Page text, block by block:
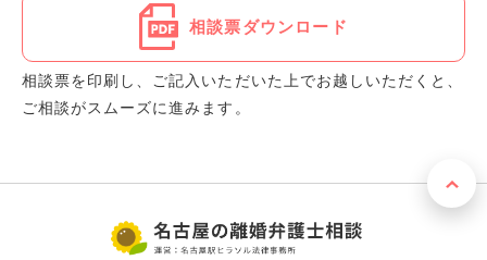
相談票ダウンロード
相談票を印刷し、ご記入いただいた上でお越しいただくと、
ご相談がスムーズに進みます。